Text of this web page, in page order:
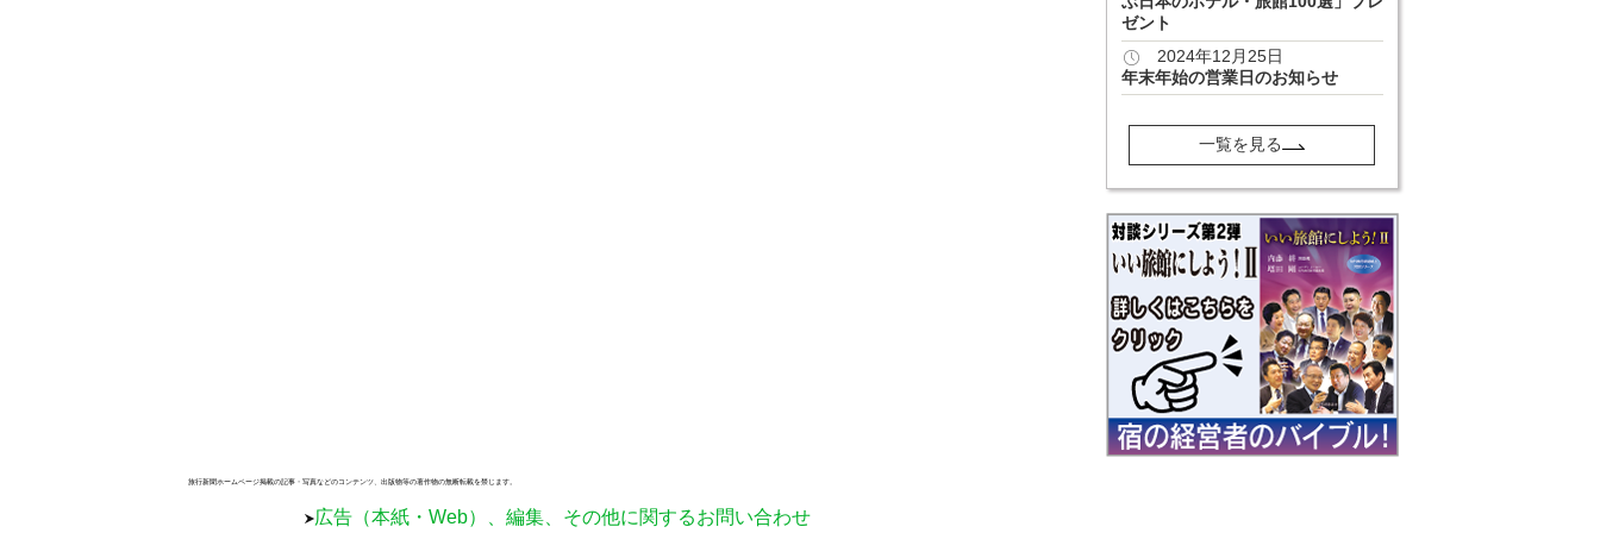
ゼント
2024年12月25日
年末年始の営業日のお知らせ
一覧を見る
旅行新聞ホームページ掲載の記事・写真などのコンテンツ、出版物等の著作物の無断転載を禁じます。
広告（本紙・Web）、編集、その他に関するお問い合わせ